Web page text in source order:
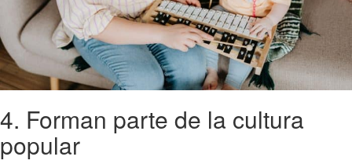
4. Forman parte de la cultura
popular